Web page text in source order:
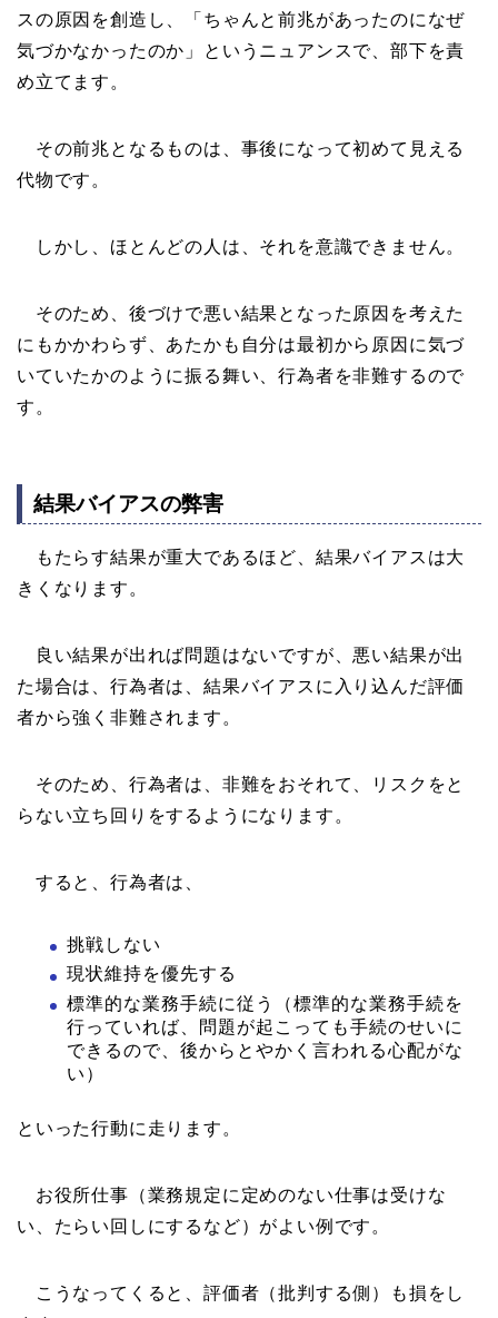
スの原因を創造し、「ちゃんと前兆があったのになぜ
気づかなかったのか」というニュアンスで、部下を責
め立てます。
その前兆となるものは、事後になって初めて見える
代物です。
しかし、ほとんどの人は、それを意識できません。
そのため、後づけで悪い結果となった原因を考えた
にもかかわらず、あたかも自分は最初から原因に気づ
いていたかのように振る舞い、行為者を非難するので
す。
結果バイアスの弊害
もたらす結果が重大であるほど、結果バイアスは大
きくなります。
良い結果が出れば問題はないですが、悪い結果が出
た場合は、行為者は、結果バイアスに入り込んだ評価
者から強く非難されます。
そのため、行為者は、非難をおそれて、リスクをと
らない立ち回りをするようになります。
すると、行為者は、
挑戦しない
現状維持を優先する
標準的な業務手続に従う（標準的な業務手続を
行っていれば、問題が起こっても手続のせいに
できるので、後からとやかく言われる心配がな
い）
といった行動に走ります。
お役所仕事（業務規定に定めのない仕事は受けな
い、たらい回しにするなど）がよい例です。
こうなってくると、評価者（批判する側）も損をし